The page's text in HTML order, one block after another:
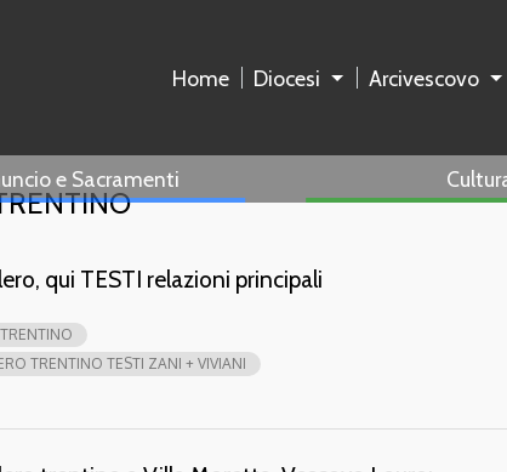
Home Diocesi Arcivescovo
e Sacramenti
qui TESTI relazioni principali
TRENTINO TESTI ZANI + VIVIANI